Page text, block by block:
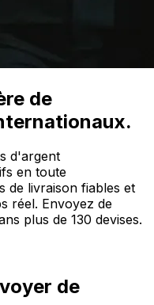
de
d'argent
en toute
de livraison fiables et
réel. Envoyez de
plus de 130 devises.
de